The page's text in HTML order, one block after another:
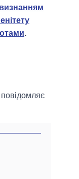
визнанням
.